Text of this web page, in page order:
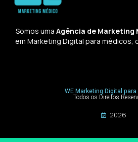
Somos uma Agência de Marketing
em Marketing Digital para médicos,
WE Marketing Digital
Todos os Direitos
2026